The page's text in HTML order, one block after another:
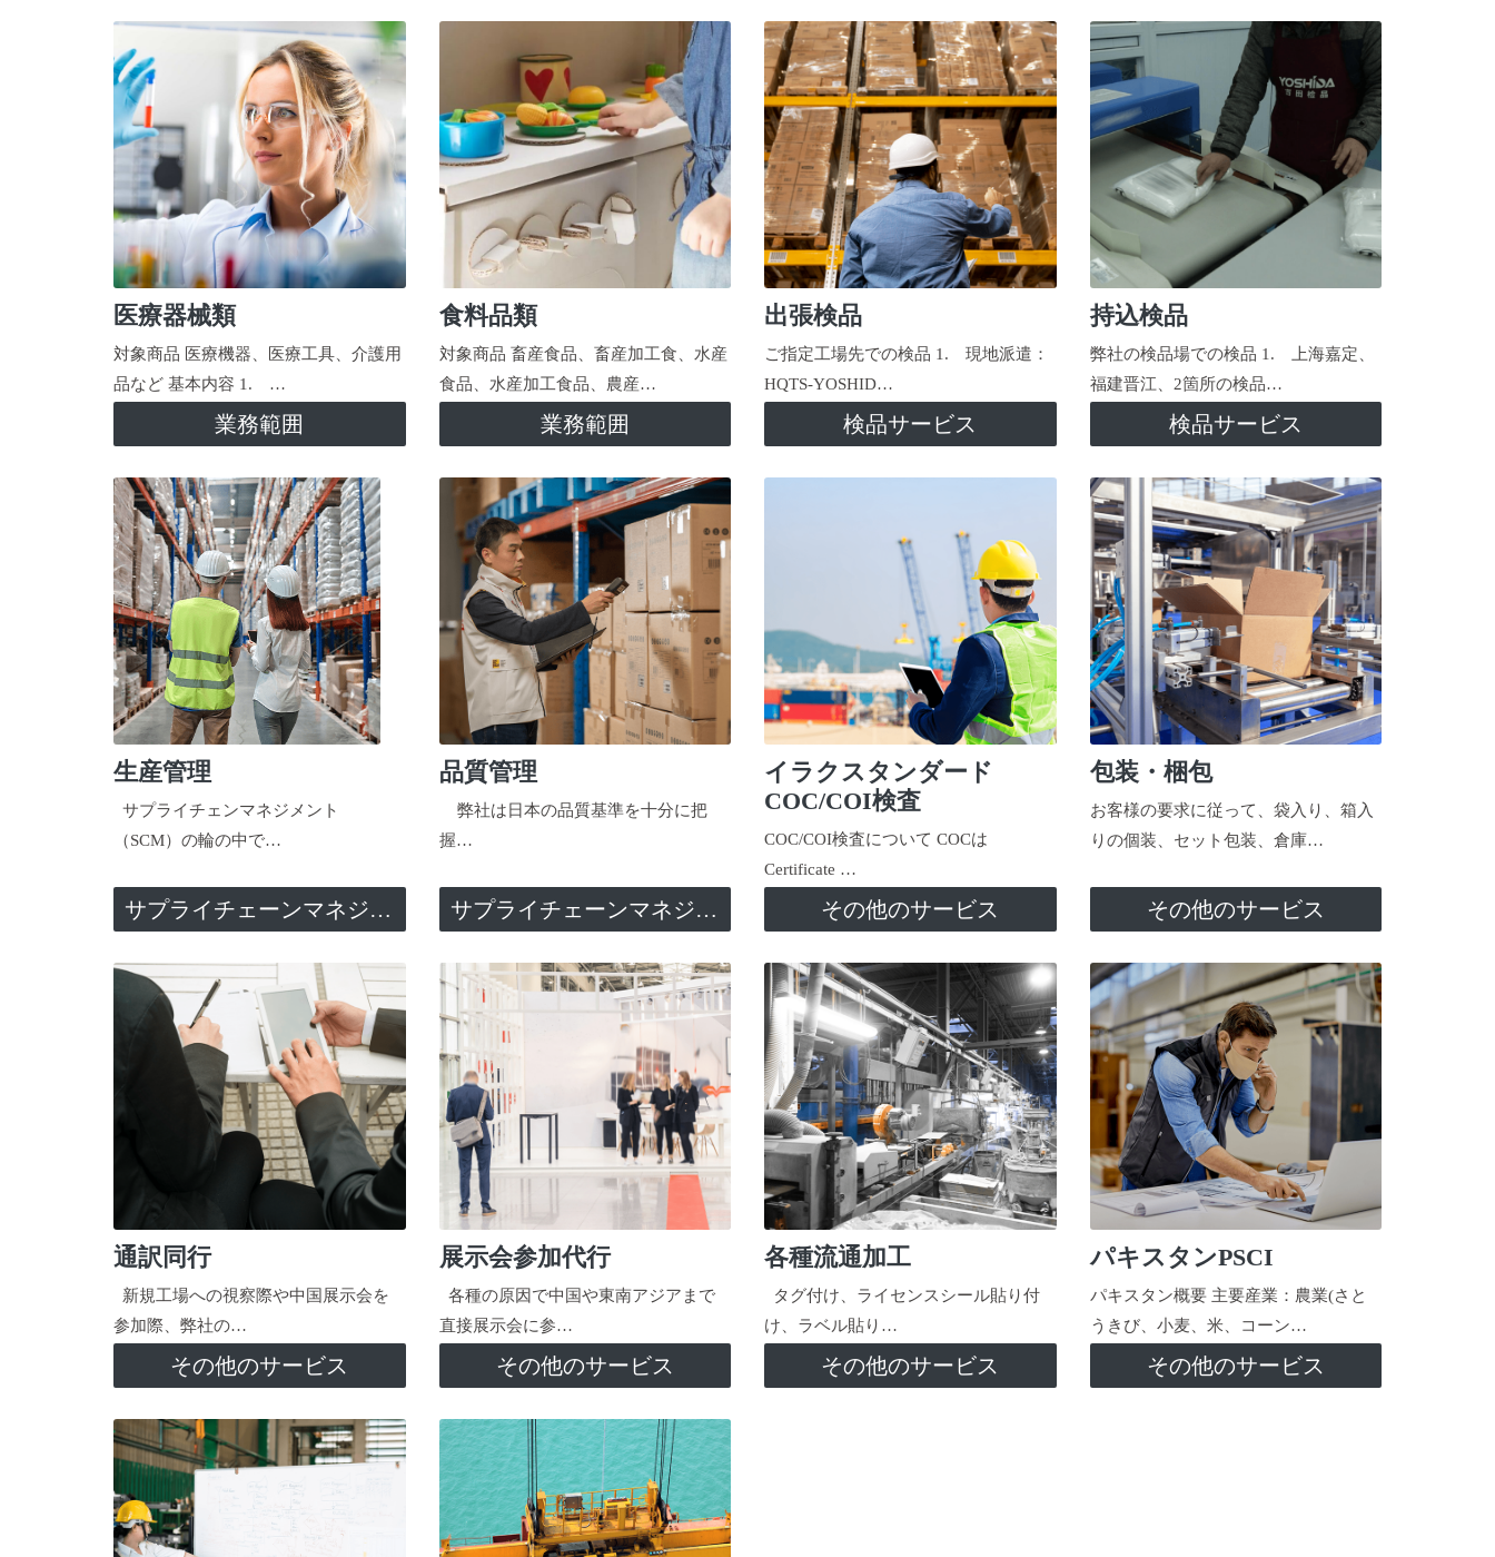
医療器械類
対象商品 医療機器、医療工具、介護用
品など 基本内容 1. …
業務範囲
食料品類
対象商品 畜産食品、畜産加工食、水産
食品、水産加工食品、農産…
業務範囲
出張検品
ご指定工場先での検品 1. 現地派遣：
HQTS-YOSHID…
検品サービス
持込検品
弊社の検品場での検品 1. 上海嘉定、
福建晋江、2箇所の検品…
検品サービス
生産管理
サプライチェンマネジメント
（SCM）の輪の中で…
サプライチェーンマネジメント
品質管理
弊社は日本の品質基準を十分に把
握…
サプライチェーンマネジメント
イラクスタンダード
COC/COI検査
COC/COI検査について COCは
Certificate …
その他のサービス
包装・梱包
お客様の要求に従って、袋入り、箱入
りの個装、セット包装、倉庫…
その他のサービス
通訳同行
新規工場への視察際や中国展示会を
参加際、弊社の…
その他のサービス
展示会参加代行
各種の原因で中国や東南アジアまで
直接展示会に参…
その他のサービス
各種流通加工
タグ付け、ライセンスシール貼り付
け、ラベル貼り…
その他のサービス
パキスタンPSCI
パキスタン概要 主要産業：農業(さと
うきび、小麦、米、コーン…
その他のサービス